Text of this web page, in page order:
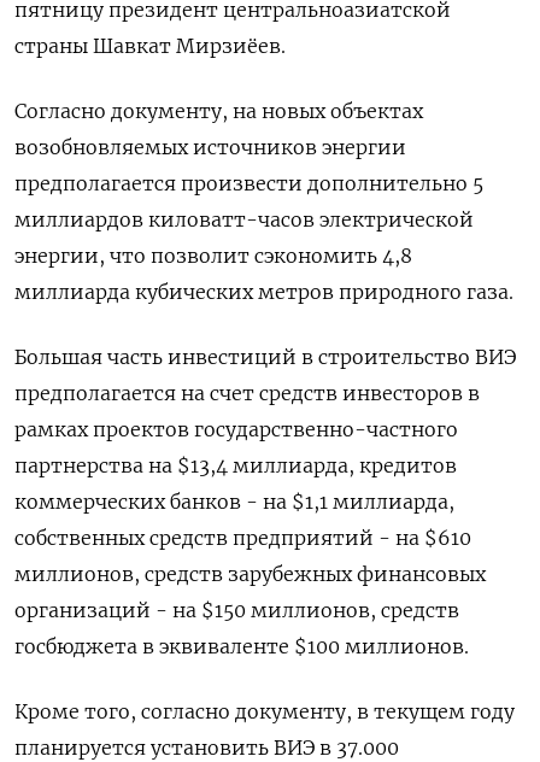
пятницу президент центральноазиатской
страны Шавкат Мирзиёев.
Согласно документу, на новых объектах
возобновляемых источников энергии
предполагается произвести дополнительно 5
миллиардов киловатт-часов электрической
энергии, что позволит сэкономить 4,8
миллиарда кубических метров природного газа.
Большая часть инвестиций в строительство ВИЭ
предполагается на счет средств инвесторов в
рамках проектов государственно-частного
партнерства на $13,4 миллиарда, кредитов
коммерческих банков - на $1,1 миллиарда,
собственных средств предприятий - на $610
миллионов, средств зарубежных финансовых
организаций - на $150 миллионов, средств
госбюджета в эквиваленте $100 миллионов.
Кроме того, согласно документу, в текущем году
планируется установить ВИЭ в 37.000